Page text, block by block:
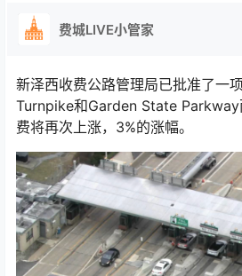
费城LIVE小管家
新泽西收费公路管理局已批准了一
Turnpike和Garden State Parkway
费将再次上涨，3%的涨幅。